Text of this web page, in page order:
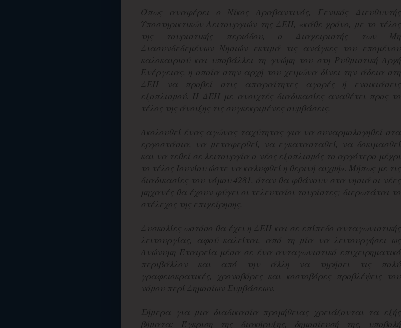
Όπως αναφέρει ο Νίκος Αραβαντινός, Γενικός Διευθυντής
Υποστηρικτικών Λειτουργιών της ΔΕΗ, «κάθε χρόνο, με το τέλος
της τουριστικής περιόδου, ο Διαχειριστής των Μη
Διασυνδεδεμένων Νησιών εκτιμά τις ανάγκες του επομένου
καλοκαιριού και υποβάλλει τη γνώμη του στη Ρυθμιστική Αρχή
Ενέργειας, η οποία στην αρχή του χειμώνα δίνει την άδεια στη
ΔΕΗ να προβεί στις απαραίτητες αγορές ή ενοικιάσεις
εξοπλισμού. Η ΔΕΗ με ανοιχτές διαδικασίες αναθέτει προς το
τέλος της άνοιξης τις συγκεκριμένες συμβάσεις.
Ακολουθεί ένας αγώνας ταχύτητας για να συναρμολογηθεί στα
εργοστάσια, να μεταφερθεί, να εγκατασταθεί, να δοκιμασθεί
και να τεθεί σε λειτουργία ο νέος εξοπλισμός το αργότερο μέχρι
το τέλος Ιουνίου ώστε να καλυφθεί η θερινή αιχμή». Μήπως με τις
διαδικασίες του νόμου 4281, όταν θα φθάνουν στα νησιά οι νέες
μηχανές θα έχουν φύγει οι τελευταίοι τουρίστες; διερωτάται το
στέλεχος της επιχείρησης.
Δυσκολίες ωστόσο θα έχει η ΔΕΗ και σε επίπεδο ανταγωνιστικής
λειτουργίας, αφού καλείται, από τη μία να λειτουργήσει ως
Ανώνυμη Εταιρεία μέσα σε ένα ανταγωνιστικό επιχειρηματικό
περιβάλλον και από την άλλη να τηρήσει τις πολύ
γραφειοκρατικές, χρονοβόρες και κοστοβόρες προβλέψεις του
νόμου περί Δημοσίων Συμβάσεων.
Σήμερα για μια διαδικασία προμήθειας χρειάζονται τα εξής
βήματα: Έγκριση της διακήρυξης, δημοσίευσή της, υποβολή